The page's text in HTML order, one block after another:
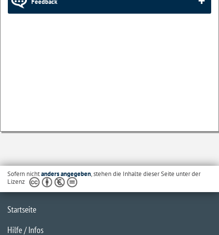
Sofern nichtanders angegeben, stehen die Inhalte dieser Seite unter der
Lizenz
Startseite
Hilfe / Infos